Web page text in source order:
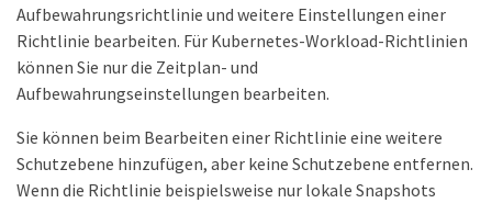
Aufbewahrungsrichtlinie und weitere Einstellungen einer
Richtlinie bearbeiten. Für Kubernetes-Workload-Richtlinien
können Sie nur die Zeitplan- und
Aufbewahrungseinstellungen bearbeiten.
Sie können beim Bearbeiten einer Richtlinie eine weitere
Schutzebene hinzufügen, aber keine Schutzebene entfernen.
Wenn die Richtlinie beispielsweise nur lokale Snapshots